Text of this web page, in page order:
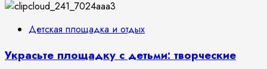
Детская площадка и отдых
Украсьте площадку с детьми: творческие